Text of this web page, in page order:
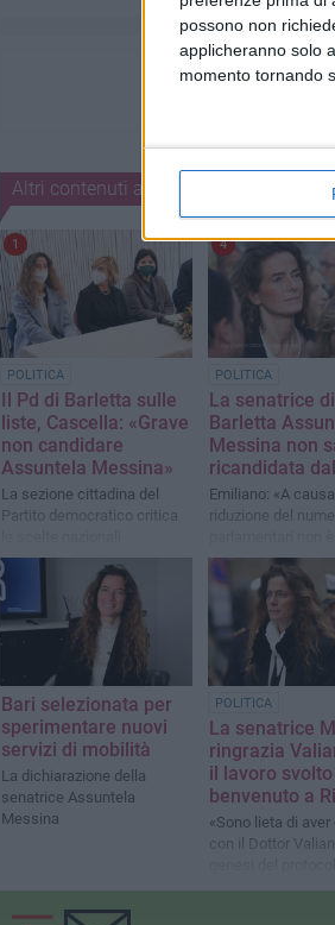
possono non
applicheranno solo
momento tornando
Altri contenuti a tema
1
POLITICA
Il Pd di Barletta sulle
liste, Cascella: «Grave
non candidare
Assuntela Messina»
La sezione cittadina del
Partito democratico critica
4
POLITICA
La senatrice di
Barletta
Messina non
ricandidata
Emiliano: «A
riduzione del
possibile per
trovare una
migliore»
Bari selezionata per
sperimentare nuovi
servizi di mobilità
La dichiarazione della
senatrice Assuntela
Messina
POLITICA
La senatrice
ringrazia
il lavoro svolto
benvenuto a
«Sono lieta di
con il Dottor Valiante la
d’intesa per la